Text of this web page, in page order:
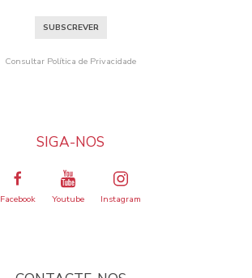
SUBSCREVER
Consultar Política de Privacidade
SIGA-NOS
Facebook Youtube Instagram